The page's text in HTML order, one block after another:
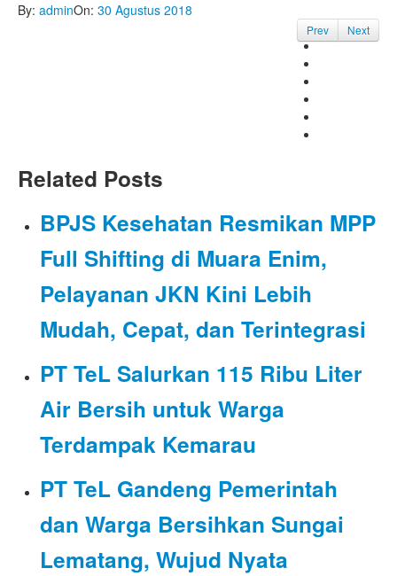
By: adminOn: 30 Agustus 2018
Prev Next
Related Posts
BPJS Kesehatan Resmikan MPP
Full Shifting di Muara Enim,
Pelayanan JKN Kini Lebih
Mudah, Cepat, dan Terintegrasi
PT TeL Salurkan 115 Ribu Liter
Air Bersih untuk Warga
Terdampak Kemarau
PT TeL Gandeng Pemerintah
dan Warga Bersihkan Sungai
Lematang, Wujud Nyata